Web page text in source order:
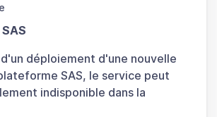
déploiement d'une nouvelle
SAS, le service peut
indisponible dans la